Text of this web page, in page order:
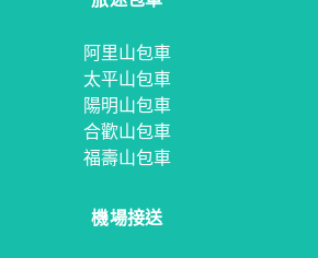
阿里山包車
太平山包車
陽明山包車
合歡山包車
福壽山包車
機場接送